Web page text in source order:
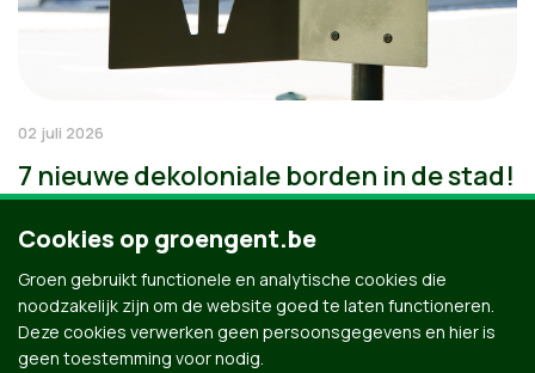
02 juli 2026
7 nieuwe dekoloniale borden in de stad!
Cookies op groengent.be
Groen gebruikt functionele en analytische cookies die
noodzakelijk zijn om de website goed te laten functioneren.
Deze cookies verwerken geen persoonsgegevens en hier is
geen toestemming voor nodig.